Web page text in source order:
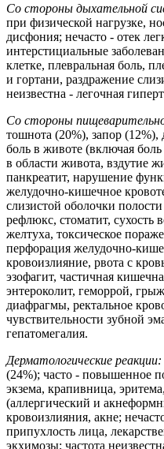
Со стороны дыхательной
при физической нагрузке,
дисфония; нечасто - отек
интерстициальные
клетке, плевральная боль,
и гортани, раздражение
неизвестна - легочная
Со стороны
тошнота (20%), запор (12%),
боль в животе (включая
в области живота, вздутие
панкреатит, нарушение
желудочно-кишечное
слизистой оболочки
рефлюкс, стоматит, сухость
желтуха, токсическое
перфорация желудочно-
кровоизлияние, рвота с
эзофагит, частичная
энтероколит, геморрой,
диафрагмы, ректальное
чувствительности зубной
гепатомегалия.
Дерматологические реакции:
(24%); часто - повышенное
экзема, крапивница,
(аллергический и
кровоизлияния, акне;
припухлость лица,
экхимозы; частота